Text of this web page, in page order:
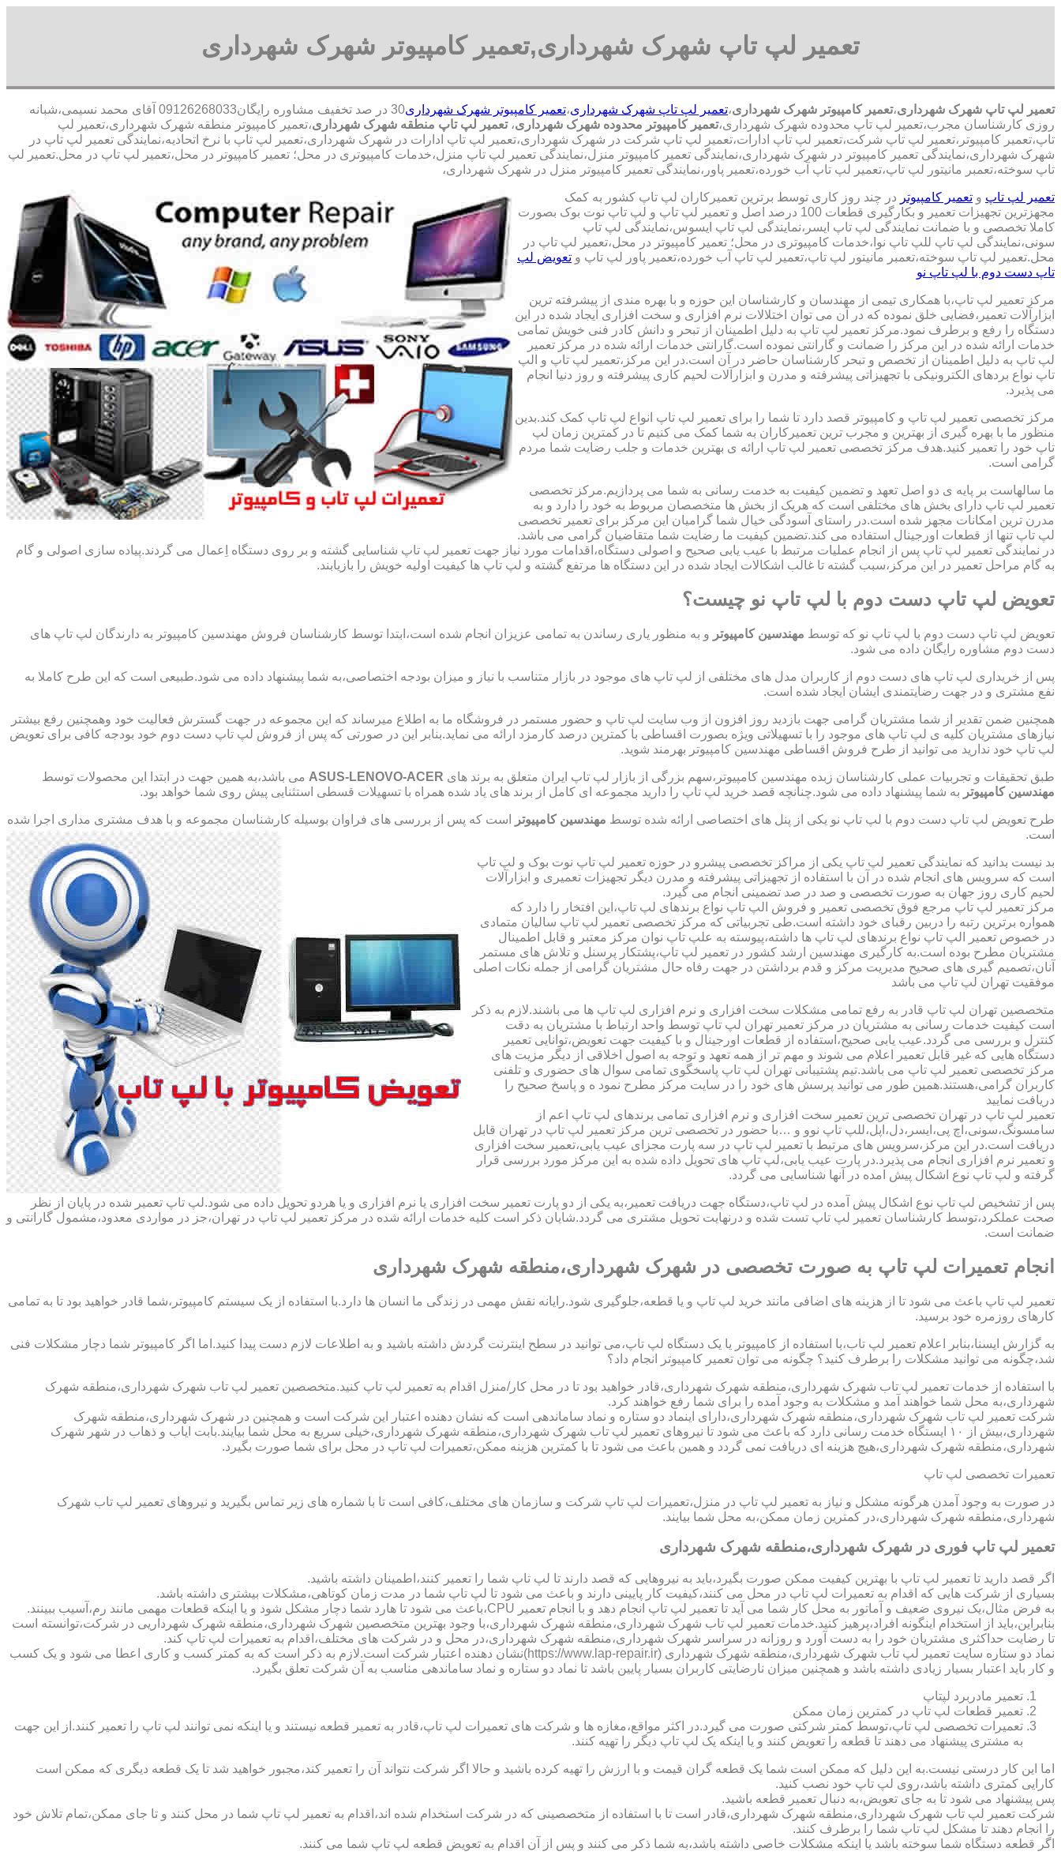
تعمیر لپ تاپ شهرک شهرداری,تعمیر کامپیوتر شهرک شهرداری
تعمیر لپ تاپ شهرک شهرداری،تعمیر کامپیوتر شهرک شهرداری،تعمیر لپ تاپ شهرک شهرداری،تعمیر کامپیوتر شهرک شهرداری
30 در صد تخفیف مشاوره رایگان09126268033 آقای محمد نسیمی،شبانه
روزی کارشناسان مجرب،تعمیر لپ تاپ محدوده شهرک شهرداری،تعمیر کامپیوتر محدوده شهرک شهرداری، تعمیر لپ تاپ منطقه شهرک شهرداری،تعمیر کامپیوتر منطقه شهرک شهرداری،تعمیر لپ
تاپ،تعمیر کامپیوتر،تعمیر لپ تاپ شرکت،تعمیر لپ تاپ ادارات،تعمیر لپ تاپ شرکت در شهرک شهرداری،تعمیر لپ تاپ ادارات در شهرک شهرداری،تعمیر لپ تاپ با نرخ اتحادیه،نمایندگی تعمیر لپ تاپ در
شهرک شهرداری،نمایندگی تعمیر کامپیوتر در شهرک شهرداری،نمایندگی تعمیر کامپیوتر منزل،نمایندگی تعمیر لپ تاپ منزل،خدمات کامپیوتری در محل؛ تعمیر کامپیوتر در محل،تعمیر لپ تاپ در محل.تعمیر لپ
تاپ سوخته،تعمبر مانیتور لپ تاپ،تعمیر لپ تاپ آب خورده،تعمیر پاور،نمایندگی تعمیر کامپیوتر منزل در شهرک شهرداری،
تعمیر لپ تاپ و تعمیر کامپیوتر در چند روز کاری توسط برترین تعمیرکاران لپ تاپ کشور به کمک
مجهزترین تجهیزات تعمیر و بکارگیری قطعات 100 درصد اصل و تعمیر لپ تاپ و لپ تاپ نوت بوک بصورت
کاملا تخصصی و با ضمانت نمایندگی لپ تاپ ایسر،نمایندگی لپ تاپ ایسوس،نمایندگی لپ تاپ
سونی،نمایندگی لپ تاپ للپ تاپ نوا،خدمات کامپیوتری در محل؛ تعمیر کامپیوتر در محل،تعمیر لپ تاپ در
محل.تعمیر لپ تاپ سوخته،تعمبر مانیتور لپ تاپ،تعمیر لپ تاپ آب خورده،تعمیر پاور لپ تاپ و تعویض لپ
تاپ دست دوم با لپ تاپ نو
مرکز تعمیر لپ تاپ،با همکاری تیمی از مهندسان و کارشناسان این حوزه و با بهره مندی از پیشرفته ترین
ابزارآلات تعمیر،فضایی خلق نموده که در آن می توان اختلالات نرم افزاری و سخت افزاری ایجاد شده در این
دستگاه را رفع و برطرف نمود.مرکز تعمیر لپ تاپ به دلیل اطمینان از تبحر و دانش کادر فنی خویش تمامی
خدمات ارائه شده در این مرکز را ضمانت و گارانتی نموده است.گارانتی خدمات ارائه شده در مرکز تعمیر
لپ تاپ به دلیل اطمینان از تخصص و تبحر کارشناسان حاضر در آن است.در این مرکز،تعمیر لپ تاپ و الپ
تاپ نواع بردهای الکترونیکی با تجهیزاتی پیشرفته و مدرن و ابزارآلات لحیم کاری پیشرفته و روز دنیا انجام
می پذیرد.
مرکز تخصصی تعمیر لپ تاپ و کامپیوتر قصد دارد تا شما را برای تعمیر لپ تاپ انواع لپ تاپ کمک کند.بدین
منظور ما با بهره گیری از بهترین و مجرب ترین تعمیرکاران به شما کمک می کنیم تا در کمترین زمان لپ
تاپ خود را تعمیر کنید.هدف مرکز تخصصی تعمیر لپ تاپ ارائه ی بهترین خدمات و جلب رضایت شما مردم
گرامی است.
ما سالهاست بر پایه ی دو اصل تعهد و تضمین کیفیت به خدمت رسانی به شما می پردازیم.مرکز تخصصی
تعمیر لپ تاپ دارای بخش های مختلفی است که هریک از بخش ها متخصصان مربوط به خود را دارد و به
مدرن ترین امکانات مجهز شده است.در راستای آسودگی خیال شما گرامیان این مرکز برای تعمیر تخصصی
لپ تاپ تنها از قطعات اورجینال استفاده می کند.تضمین کیفیت ما رضایت شما متقاضیان گرامی می باشد.
در نمایندگی تعمیر لپ تاپ پس از انجام عملیات مرتبط با عیب یابی صحیح و اصولی دستگاه،اقدامات مورد نیاز جهت تعمیر لپ تاپ شناسایی گشته و بر روی دستگاه اِعمال می گردند.پیاده سازی اصولی و گام
به گام مراحل تعمیر در این مرکز،سبب گشته تا غالب اشکالات ایجاد شده در این دستگاه ها مرتفع گشته و لپ تاپ ها کیفیت اولیه خویش را بازیابند.
تعویض لپ تاپ دست دوم با لپ تاپ نو چیست؟
تعویض لپ تاپ دست دوم با لپ تاپ نو که توسط مهندسین کامپیوتر و به منظور یاری رساندن به تمامی عزیزان انجام شده است،ابتدا توسط کارشناسان فروش مهندسین کامپیوتر به دارندگان لپ تاپ های
دست دوم مشاوره رایگان داده می شود.
پس از خریداری لپ تاپ های دست دوم از کاربران مدل های مختلفی از لپ تاپ های موجود در بازار متناسب با نیاز و میزان بودجه اختصاصی،به شما پیشنهاد داده می شود.طبیعی است که این طرح کاملا به
نفع مشتری و در جهت رضایتمندی ایشان ایجاد شده است.
همچنین ضمن تقدیر از شما مشتریان گرامی جهت بازدید روز افزون از وب سایت لپ تاپ و حضور مستمر در فروشگاه ما به اطلاع میرساند که این مجموعه در جهت گسترش فعالیت خود وهمچنین رفع بیشتر
نیازهای مشتریان کلیه ی لپ تاپ های موجود را با تسهیلاتی ویژه بصورت اقساطی با کمترین درصد کارمزد ارائه می نماید.بنابر این در صورتی که پس از فروش لپ تاپ دست دوم خود بودجه کافی برای تعویض
لپ تاپ خود ندارید می توانید از طرح فروش اقساطی مهندسین کامپیوتر بهرمند شوید.
طبق تحقیقات و تجربیات عملی کارشناسان زبده مهندسین کامپیوتر،سهم بزرگی از بازار لپ تاپ ایران متعلق به برند های ASUS-LENOVO-ACER می باشد،به همین جهت در ابتدا این محصولات توسط
مهندسین کامپیوتر به شما پیشنهاد داده می شود.چنانچه قصد خرید لپ تاپ را دارید مجموعه ای کامل از برند های یاد شده همراه با تسهیلات قسطی استثنایی پیش روی شما خواهد بود.
طرح تعویض لپ تاپ دست دوم با لپ تاپ نو یکی از پنل های اختصاصی ارائه شده توسط مهندسین کامپیوتر
است که پس از بررسی های فراوان بوسیله کارشناسان مجموعه و با هدف مشتری مداری اجرا شده
است.
بد نیست بدانید که نمایندگی تعمیر لپ تاپ یکی از مراکز تخصصی پیشرو در حوزه تعمیر لپ تاپ نوت بوک و لپ تاپ
است که سرویس های انجام شده در آن با استفاده از تجهیزاتی پیشرفته و مدرن دیگر تجهیزات تعمیری و ابزارآلات
لحیم کاری روز جهان به صورت تخصصی و صد در صد تضمینی انجام می گیرد.
مرکز تعمیر لپ تاپ مرجع فوق تخصصی تعمیر و فروش الپ تاپ نواع برندهای لپ تاپ،این افتخار را دارد که
همواره برترین رتبه را دربین رقبای خود داشته است.طی تجربیاتی که مرکز تخصصی تعمیر لپ تاپ سالیان متمادی
در خصوص تعمیر الپ تاپ نواع برندهای لپ تاپ ها داشته،پیوسته به علپ تاپ نوان مرکز معتبر و قابل اطمینال
مشتریان مطرح بوده است.به کارگیری مهندسین ارشد کشور در تعمیر لپ تاپ،پشتکار پرسنل و تلاش های مستمر
آنان،تصمیم گیری های صحیح مدیریت مرکز و قدم برداشتن در جهت رفاه حال مشتریان گرامی از جمله نکات اصلی
موفقیت تهران لپ تاپ می باشد
متخصصین تهران لپ تاپ قادر به رفع تمامی مشکلات سخت افزاری و نرم افزاری لپ تاپ ها می باشند.لازم به ذکر
است کیفیت خدمات رسانی به مشتریان در مرکز تعمیر تهران لپ تاپ توسط واحد ارتباط با مشتریان به دقت
کنترل و بررسی می گردد.عیب یابی صحیح،استفاده از قطعات اورجینال و با کیفیت جهت تعویض،توانایی تعمیر
دستگاه هایی که غیر قابل تعمیر اعلام می شوند و مهم تر از همه تعهد و توجه به اصول اخلاقی از دیگر مزیت های
مرکز تخصصی تعمیر لپ تاپ می باشد.تیم پشتیبانی تهران لپ تاپ پاسخگوی تمامی سوال های حضوری و تلفنی
کاربران گرامی،هستند.همین طور می توانید پرسش های خود را در سایت مرکز مطرح نمود ه و پاسخ صحیح را
دریافت نمایید
تعمیر لپ تاپ در تهران تخصصی ترین تعمیر سخت افزاری و نرم افزاری تمامی برندهای لپ تاپ اعم از
سامسونگ،سونی،اچ پی،ایسر،دل،اپل،للپ تاپ نوو و …با حضور در تخصصی ترین مرکز تعمیر لپ تاپ در تهران قابل
دریافت است.در این مرکز،سرویس های مرتبط با تعمیر لپ تاپ در سه پارت مجزای عیب یابی،تعمیر سخت افزاری
و تعمیر نرم افزاری انجام می پذیرد.در پارت عیب یابی،لپ تاپ های تحویل داده شده به این مرکز مورد بررسی قرار
گرفته و لپ تاپ نوع اشکال پیش امده در آنها شناسایی می گردد.
پس از تشخیص لپ تاپ نوع اشکال پیش آمده در لپ تاپ،دستگاه جهت دریافت تعمیر،به یکی از دو پارت تعمیر سخت افزاری یا نرم افزاری و یا هردو تحویل داده می شود.لپ تاپ تعمیر شده در پایان از نظر
صحت عملکرد،توسط کارشناسان تعمیر لپ تاپ تست شده و درنهایت تحویل مشتری می گردد.شایان ذکر است کلیه خدمات ارائه شده در مرکز تعمیر لپ تاپ در تهران،جز در مواردی معدود،مشمول گارانتی و
ضمانت است.
انجام تعمیرات لپ تاپ به صورت تخصصی در شهرک شهرداری،منطقه شهرک شهرداری
تعمیر لپ تاپ باعث می شود تا از هزینه های اضافی مانند خرید لپ تاپ و یا قطعه،جلوگیری شود.رایانه نقش مهمی در زندگی ما انسان ها دارد.با استفاده از یک سیستم کامپیوتر،شما قادر خواهید بود تا به تمامی
کارهای روزمره خود برسید.
به گزارش ایسنا،بنابر اعلام تعمیر لپ تاب،با استفاده از کامپیوتر یا یک دستگاه لپ تاپ،می توانید در سطح اینترنت گردش داشته باشید و به اطلاعات لازم دست پیدا کنید.اما اگر کامپیوتر شما دچار مشکلات فنی
شد،چگونه می توانید مشکلات را برطرف کنید؟ چگونه می توان تعمیر کامپیوتر انجام داد؟
با استفاده از خدمات تعمیر لپ تاب شهرک شهرداری،منطقه شهرک شهرداری،قادر خواهید بود تا در محل کار/منزل اقدام به تعمیر لپ تاپ کنید.متخصصین تعمیر لپ تاب شهرک شهرداری،منطقه شهرک
شهرداری،به محل شما خواهند آمد و مشکلات به وجود آمده را برای شما رفع خواهند کرد.
شرکت تعمیر لپ تاب شهرک شهرداری،منطقه شهرک شهرداری،دارای اینماد دو ستاره و نماد ساماندهی است که نشان دهنده اعتبار این شرکت است و همچنین در شهرک شهرداری،منطقه شهرک
شهرداری،بیش از ۱۰ ایستگاه خدمت رسانی دارد که باعث می شود تا نیروهای تعمیر لپ تاب شهرک شهرداری،منطقه شهرک شهرداری،خیلی سریع به محل شما بیایند.بابت ایاب و ذهاب در شهر شهرک
شهرداری،منطقه شهرک شهرداری،هیچ هزینه ای دریافت نمی گردد و همین باعث می شود تا با کمترین هزینه ممکن،تعمیرات لپ تاپ در محل برای شما صورت بگیرد.
تعمیرات تخصصی لپ تاپ
در صورت به وجود آمدن هرگونه مشکل و نیاز به تعمیر لپ تاپ در منزل،تعمیرات لپ تاپ شرکت و سازمان های مختلف،کافی است تا با شماره های زیر تماس بگیرید و نیروهای تعمیر لپ تاب شهرک
شهرداری،منطقه شهرک شهرداری،در کمترین زمان ممکن،به محل شما بیایند.
تعمیر لپ تاپ فوری در شهرک شهرداری،منطقه شهرک شهرداری
اگر قصد دارید تا تعمیر لپ تاپ با بهترین کیفیت ممکن صورت بگیرد،باید به نیروهایی که قصد دارند تا لپ تاپ شما را تعمیر کنند،اطمینان داشته باشید.
بسیاری از شرکت هایی که اقدام به تعمیرات لپ تاپ در محل می کنند،کیفیت کار پایینی دارند و باعث می شود تا لپ تاپ شما در مدت زمان کوتاهی،مشکلات بیشتری داشته باشد.
به فرض مثال،یک نیروی ضعیف و آماتور به محل کار شما می آید تا تعمیر لپ تاپ انجام دهد و با انجام تعمیر CPU،باعث می شود تا هارد شما دچار مشکل شود و یا اینکه قطعات مهمی مانند رم،آسیب ببینند.
بنابراین،باید از استخدام اینگونه افراد،پرهیز کنید.خدمات تعمیر لپ تاب شهرک شهرداری،منطقه شهرک شهرداری،با وجود بهترین متخصصین شهرک شهرداری،منطقه شهرک شهرداریی در شرکت،توانسته است
تا رضایت حداکثری مشتریان خود را به دست آورد و روزانه در سراسر شهرک شهرداری،منطقه شهرک شهرداری،در محل و در شرکت های مختلف،اقدام به تعمیرات لپ تاپ کند.
نماد دو ستاره سایت تعمیر لپ تاب شهرک شهرداری،منطقه شهرک شهرداری (https://www.lap-repair.ir)نشان دهنده اعتبار شرکت است.لازم به ذکر است که به کمتر کسب و کاری اعطا می شود و یک کسب
و کار باید اعتبار بسیار زیادی داشته باشد و همچنین میزان نارضایتی کاربران بسیار پایین باشد تا نماد دو ستاره و نماد ساماندهی مناسب به آن شرکت تعلق بگیرد.
تعمیر مادربرد لپتاپ
تعمیر قطعات لپ تاپ در کمترین زمان ممکن
تعمیرات تخصصی لپ تاپ،توسط کمتر شرکتی صورت می گیرد.در اکثر مواقع،مغازه ها و شرکت های تعمیرات لپ تاپ،قادر به تعمیر قطعه نیستند و یا اینکه نمی توانند لپ تاپ را تعمیر کنند.از این جهت
به مشتری پیشنهاد می دهند تا قطعه را تعویض کنند و یا اینکه یک لپ تاپ دیگر را تهیه کنند.
اما این کار درستی نیست.به این دلیل که ممکن است شما یک قطعه گران قیمت و با ارزش را تهیه کرده باشید و حالا اگر شرکت نتواند آن را تعمیر کند،مجبور خواهید شد تا یک قطعه دیگری که ممکن است
کارایی کمتری داشته باشد،روی لپ تاپ خود نصب کنید.
پس پیشنهاد می شود تا به جای تعویض،به دنبال تعمیر قطعه باشید.
شرکت تعمیر لپ تاب شهرک شهرداری،منطقه شهرک شهرداری،قادر است تا با استفاده از متخصصینی که در شرکت استخدام شده اند،اقدام به تعمیر لپ تاپ شما در محل کنند و تا جای ممکن،تمام تلاش خود
را انجام دهند تا مشکل لپ تاپ شما را برطرف کنند.
اگر قطعه دستگاه شما سوخته باشد یا اینکه مشکلات خاصی داشته باشد،به شما ذکر می کنند و پس از آن اقدام به تعویض قطعه لپ تاپ شما می کنند.